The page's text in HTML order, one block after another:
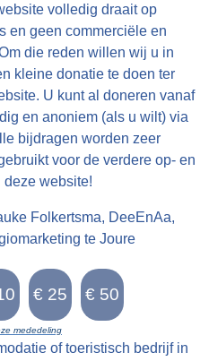
volledig draait op
en geen commerciële en
die reden willen wij u in
kleine donatie te doen ter
U kunt al doneren vanaf
en anoniem (als u wilt) via
bijdragen worden zeer
voor de verdere op- en
deze website!
Folkertsma, DeeEnAa,
te Joure
mededeling
of toeristisch bedrijf in